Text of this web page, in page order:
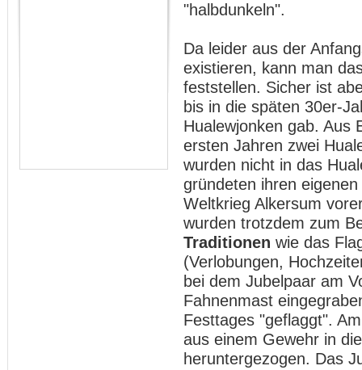
"halbdunkeln".
Da leider aus der
existieren, kann man
feststellen. Sicher ist
bis in die späten 30er-
Hualewjonken gab. Aus
ersten Jahren zwei
wurden nicht in das
gründeten ihren
Weltkrieg Alkersum
wurden trotzdem zum
Traditionen wie das
(Verlobungen,
bei dem Jubelpaar am
Fahnenmast
Festtages "geflaggt".
aus einem Gewehr in
heruntergezogen. Das